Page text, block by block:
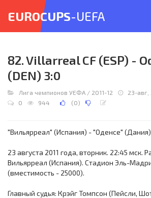
EUROCUPS-UEFA
82. Villarreal CF (ESP) -
(DEN) 3:0
Лига чемпионов УЕФА / 2011-12 23-авг,
0
944 (0)
"Вильярреал" (Испания) - "Оденсе"
23 августа 2011 года, вторник. 22:45 мск.
Вильярреал (Испания). Стадион Эль-
(вместимость - 25000).
Главный судья: Крэйг Томпсон (Пейсли,